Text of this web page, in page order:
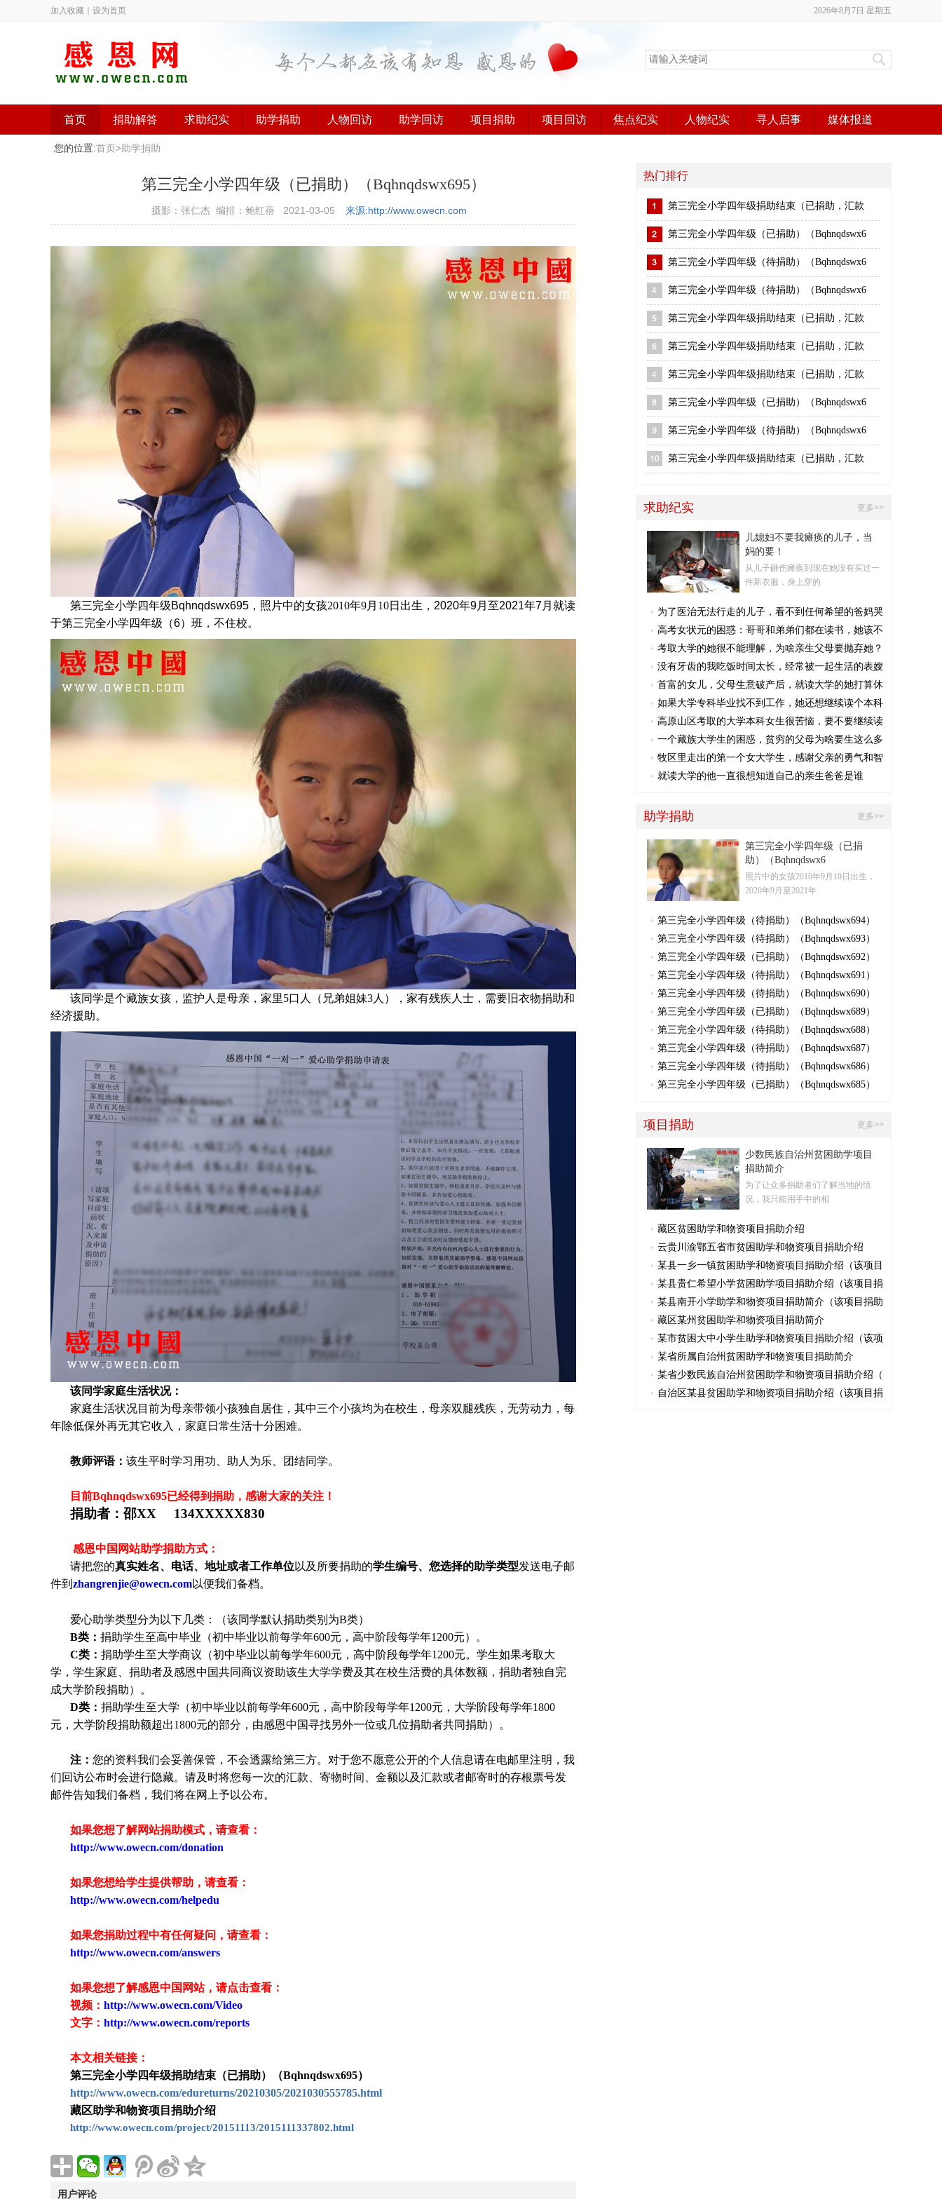
2026年8月7日 星期五
加入收藏 设为首页
首页 捐助解答 求助纪实 助学捐助 人物回访 助学回访 项目捐助 项目回访 焦点纪实 人物纪实 寻人启事 媒体报道
您的位置:首页 >助学捐助
第三完全小学四年级（已捐助）（Bqhnqdswx695）
摄影：张仁杰 编排：鲍红蓓 2021-03-05 来源:http://www.owecn.com
第三完全小学四年级Bqhnqdswx695，照片中的女孩2010年9月10日 出生， 2020年9月至2021年7月就读
于第三完全小学四年级 （6）班 ，不住校。
该同学是个藏族女孩，监护人是母亲，家里5口人（兄弟姐妹3人），家有残疾人士，需要旧衣物捐助和
经济援助。
该同学家庭生活状况：
家庭生活状况目前为母亲带领小孩独自居住，其中三个小孩均为在校生，母亲双腿残疾，无劳动力，每
年除低保外再无其它收入，家庭日常生活十分困难。
教师评语： 该生平时学习用功、助人为乐、团结同学。
目前Bqhnqdswx695已经得到捐助，感谢大家的关注！
捐助者： 邵XX 134XXXXX830
感恩中国网站助学捐助方式：
请把您的真实姓名、电话、地址或者工作单位以及所要捐助的学生编号、您选择的助学类型发送电子邮
件到 zhangrenjie@owecn.com以便我们备档。
爱心助学类型分为以下几类：（该同学默认捐助类别为B类）
B类： 捐助学生至高中毕业（初中毕业以前每学年600元，高中阶段每学年1200元）。
C类： 捐助学生至大学商议（初中毕业以前每学年600元，高中阶段每学年1200元。 学生如果考取大
学， 学生家庭、捐助者及感恩中国共同商议资助该生大学学费及其在校生活费的具体数额，捐助者独自完
成大学阶段捐助）。
D类： 捐助学生至大学（初中毕业以前每学年600元，高中阶段每学年1200元，大学阶段每学年1800
元，大学阶段捐助额超出1800元的部分，由感恩中国寻找另外一位或几位捐助者共同捐助）。
注： 您的资料我们会妥善保管，不会透露给第三方。对于您不愿意公开的个人信息请在电邮里注明，我
们回访公布时会进行隐藏。请及时将您每一次的汇款、寄物时间、金额以及汇款或者邮寄时的存根票号发
邮件告知我们备档，我们将在网上予以公布。
如果您想了解网站捐助模式，请查看：
http://www.owecn.com/donation
如果您想给学生提供帮助，请查看 ：
http://www.owecn.com/helpedu
如果您捐助过程中有任何疑问，请查看 ：
http://www.owecn.com/answers
如果您想了解感恩中国网站，请点击查看：
视频： http://www.owecn.com/Video
文字： http://www.owecn.com/reports
本文相关链接：
第三完全小学四年级捐助结束（已捐助）（Bqhnqdswx695）
http://www.owecn.com/edureturns/20210305/2021030555785.html
藏区助学和物资项目捐助介绍
http://www.owecn.com/project/20151113/2015111337802.html
用户评论
热门排行
第三完全小学四年级捐助结束（已捐助，汇款
第三完全小学四年级（已捐助）（Bqhnqdswx6
第三完全小学四年级（待捐助）（Bqhnqdswx6
第三完全小学四年级（待捐助）（Bqhnqdswx6
第三完全小学四年级捐助结束（已捐助，汇款
第三完全小学四年级捐助结束（已捐助，汇款
第三完全小学四年级捐助结束（已捐助，汇款
第三完全小学四年级（已捐助）（Bqhnqdswx6
第三完全小学四年级（待捐助）（Bqhnqdswx6
第三完全小学四年级捐助结束（已捐助，汇款
更多>>
求助纪实
儿媳妇不要我瘫痪的儿子，当
妈的要！
从儿子砸伤瘫痪到现在她没有买过一
件新衣服，身上穿的
为了医治无法行走的儿子，看不到任何希望的爸妈哭
高考女状元的困惑：哥哥和弟弟们都在读书，她该不
考取大学的她很不能理解，为啥亲生父母要抛弃她？
没有牙齿的我吃饭时间太长，经常被一起生活的表嫂
首富的女儿，父母生意破产后，就读大学的她打算休
如果大学专科毕业找不到工作，她还想继续读个本科
高原山区考取的大学本科女生很苦恼，要不要继续读
一个藏族大学生的困惑，贫穷的父母为啥要生这么多
牧区里走出的第一个女大学生，感谢父亲的勇气和智
就读大学的他一直很想知道自己的亲生爸爸是谁
更多>>
助学捐助
第三完全小学四年级（已捐
助）（Bqhnqdswx6
照片中的女孩2010年9月10日​出生，
2020年9月至2021年
第三完全小学四年级（待捐助）（Bqhnqdswx694）
第三完全小学四年级（待捐助）（Bqhnqdswx693）
第三完全小学四年级（已捐助）（Bqhnqdswx692）
第三完全小学四年级（待捐助）（Bqhnqdswx691）
第三完全小学四年级（待捐助）（Bqhnqdswx690）
第三完全小学四年级（已捐助）（Bqhnqdswx689）
第三完全小学四年级（待捐助）（Bqhnqdswx688）
第三完全小学四年级（待捐助）（Bqhnqdswx687）
第三完全小学四年级（待捐助）（Bqhnqdswx686）
第三完全小学四年级（已捐助）（Bqhnqdswx685）
更多>>
项目捐助
少数民族自治州贫困助学项目
捐助简介
为了让众多捐助者们了解当地的情
况，我只能用手中的相
藏区贫困助学和物资项目捐助介绍
云贵川渝鄂五省市贫困助学和物资项目捐助介绍
某县一乡一镇贫困助学和物资项目捐助介绍（该项目
某县贵仁希望小学贫困助学项目捐助介绍（该项目捐
某县南开小学助学和物资项目捐助简介（该项目捐助
藏区某州贫困助学和物资项目捐助简介
某市贫困大中小学生助学和物资项目捐助介绍（该项
某省所属自治州贫困助学和物资项目捐助简介
某省少数民族自治州贫困助学和物资项目捐助介绍（
自治区某县贫困助学和物资项目捐助介绍（该项目捐